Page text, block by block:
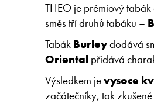
THEO je prémiový
směs tří druhů tabáku –
Tabák Burleydodává
Oriental přidává
Výsledkem jevysoce
začátečníky, tak